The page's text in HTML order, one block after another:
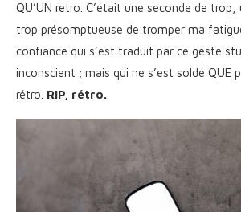
QU’UN retro. C’était une seconde de
trop présomptueuse de tromper ma
confiance qui s’est traduit par ce geste
inconscient ; mais qui ne s’est soldé QUE
rétro. RIP, rétro.